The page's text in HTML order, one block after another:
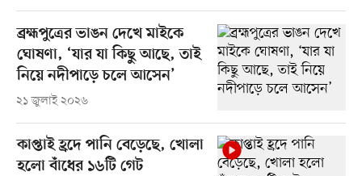
ব্রহ্মপুত্রের ভাঙন দেখে মাইকে
ঘোষণা, ‘যার যা কিছু আছে, তাই
নিয়ে নদীপাড়ে চলে আসেন’
২১ জুলাই ২০২৬
কাপ্তাই হ্রদে পানি বেড়েছে, খোলা
হলো বাঁধের ১৬টি গেট